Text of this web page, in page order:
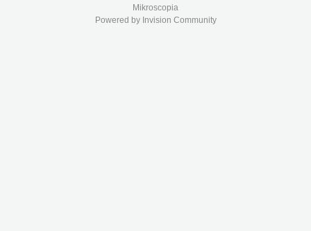
Mikroscopia
Powered by Invision Community